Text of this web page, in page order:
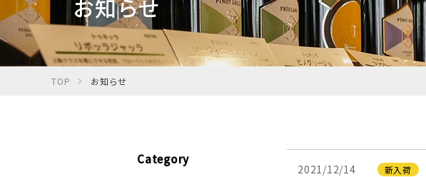
お知らせ
TOP お知らせ
2021/12/14 新入荷
Category